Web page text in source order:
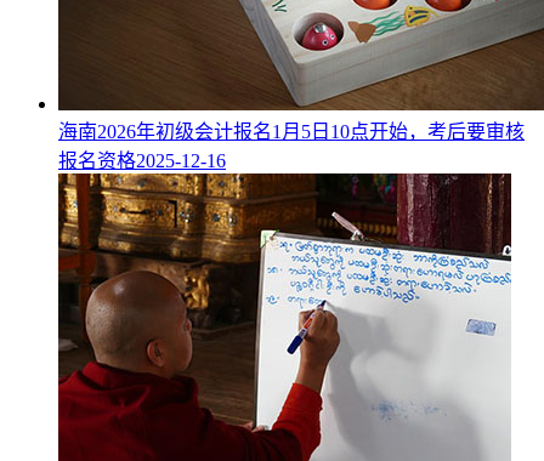
海南2026年初级会计报名1月5日10点开始，考后要审核
报名资格2025-12-16